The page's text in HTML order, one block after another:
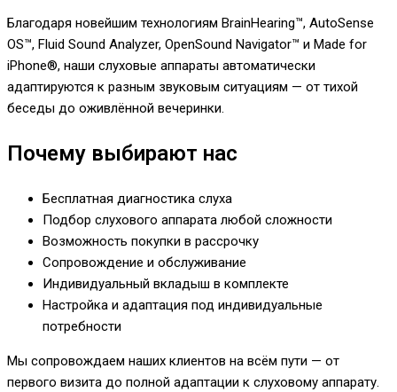
Благодаря новейшим технологиям BrainHearing™, AutoSense
OS™, Fluid Sound Analyzer, OpenSound Navigator™ и Made for
iPhone®, наши слуховые аппараты автоматически
адаптируются к разным звуковым ситуациям — от тихой
беседы до оживлённой вечеринки.
Почему выбирают нас
Бесплатная диагностика слуха
Подбор слухового аппарата любой сложности
Возможность покупки в рассрочку
Сопровождение и обслуживание
Индивидуальный вкладыш в комплекте
Настройка и адаптация под индивидуальные
потребности
Мы сопровождаем наших клиентов на всём пути — от
первого визита до полной адаптации к слуховому аппарату.